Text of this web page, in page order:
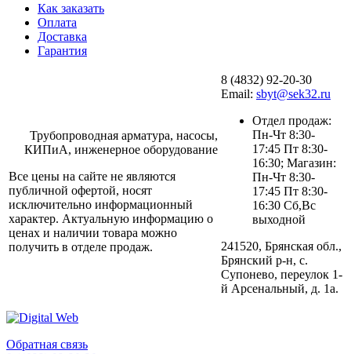
Как заказать
Оплата
Доставка
Гарантия
Трубопроводная арматура, насосы,
КИПиА, инженерное оборудование
Все цены на сайте не являются
публичной офертой, носят
исключительно информационный
характер. Актуальную информацию о
ценах и наличии товара можно
получить в отделе продаж.
8 (4832) 92-20-30
Email: sbyt@sek32.ru
Отдел продаж:
Пн-Чт 8:30-
17:45 Пт 8:30-
16:30; Магазин:
Пн-Чт 8:30-
17:45 Пт 8:30-
16:30 Сб,Вс
выходной
241520, Брянская обл.,
Брянский р-н, с.
Супонево, переулок 1-
й Арсенальный, д. 1а.
Обратная связь